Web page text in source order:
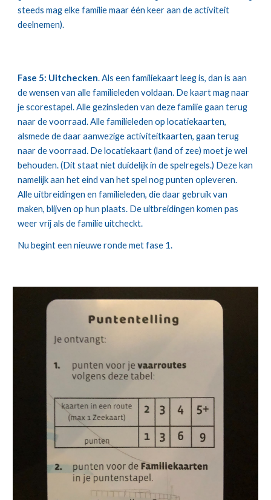
steeds mag elke familie maar één keer aan de activiteit
deelnemen).
Fase 5: Uitchecken. Als een familiekaart leeg is, dan is aan
de wensen van alle familieleden voldaan. De kaart mag naar
je scorestapel. Alle gezinsleden van deze familie gaan terug
naar de voorraad. Alle familieleden op locatiekaarten,
alsmede de daar aanwezige activiteitkaarten, gaan terug
naar de voorraad. De locatiekaart (land of zee) moet je wel
behouden. (Dit staat niet duidelijk in de spelregels.) Deze kan
namelijk aan het eind van het spel nog punten opleveren.
Alle uitbreidingen en familieleden, die daar gebruik van
maken, blijven op hun plaats. De uitbreidingen komen pas
weer vrij als de familie uitcheckt.
Nu begint een nieuwe ronde met fase 1.